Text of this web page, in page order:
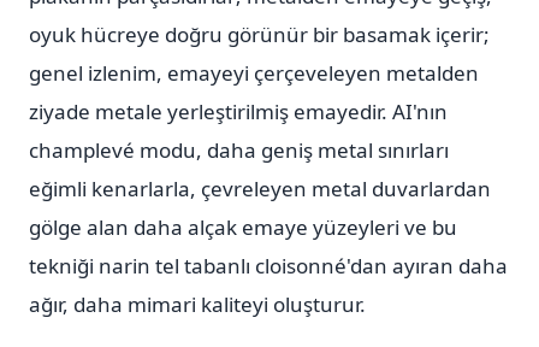
oyuk hücreye doğru görünür bir basamak içerir;
genel izlenim, emayeyi çerçeveleyen metalden
ziyade metale yerleştirilmiş emayedir. AI'nın
champlevé modu, daha geniş metal sınırları
eğimli kenarlarla, çevreleyen metal duvarlardan
gölge alan daha alçak emaye yüzeyleri ve bu
tekniği narin tel tabanlı cloisonné'dan ayıran daha
ağır, daha mimari kaliteyi oluşturur.